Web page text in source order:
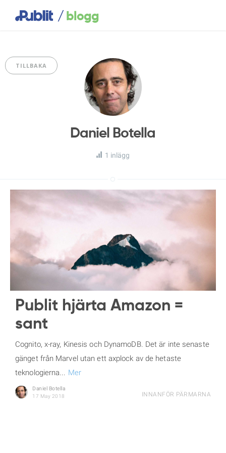
/blogg
TILLBAKA
Daniel Botella
1 inlägg
Publit hjärta Amazon =
sant
Cognito, x-ray, Kinesis och DynamoDB. Det är inte senaste
gänget från Marvel utan ett axplock av de hetaste
teknologierna...
Mer
Daniel Botella
17 May 2018
INNANFÖR PÄRMARNA